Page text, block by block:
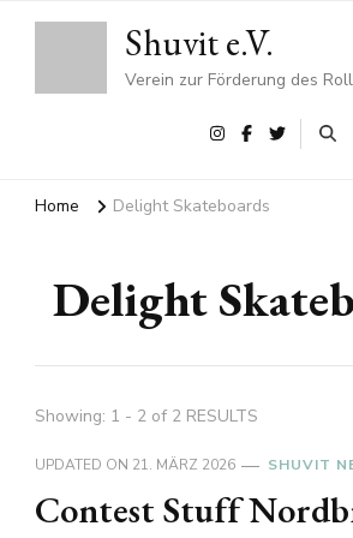
Shuvit e.V.
Verein zur Förderung des
Home Delight Skateboards
Delight
Showing: 1 - 2 of 2 RESULTS
UPDATED ON 21. MÄRZ 2026 SHUVIT
Contest Stuff